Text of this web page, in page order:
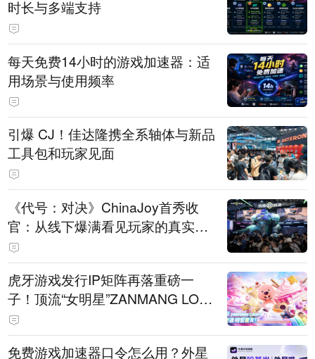
时长与多端支持
每天免费14小时的游戏加速器：适
用场景与使用频率
引爆 CJ！佳达隆携全系轴体与新品
工具包和玩家见面
《代号：对决》ChinaJoy首秀收
官：从线下爆满看见玩家的真实期
待
虎牙游戏发行IP矩阵再落重磅一
子！顶流“女明星”ZANMANG LOO
PY 正版3D消除手游《消消奇遇》
惊喜曝光
免费游戏加速器口令怎么用？外星